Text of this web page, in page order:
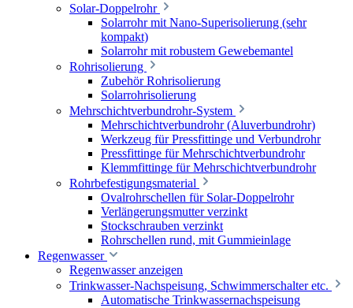
Solar-Doppelrohr
Solarrohr mit Nano-Superisolierung (sehr
kompakt)
Solarrohr mit robustem Gewebemantel
Rohrisolierung
Zubehör Rohrisolierung
Solarrohrisolierung
Mehrschichtverbundrohr-System
Mehrschichtverbundrohr (Aluverbundrohr)
Werkzeug für Pressfittinge und Verbundrohr
Pressfittinge für Mehrschichtverbundrohr
Klemmfittinge für Mehrschichtverbundrohr
Rohrbefestigungsmaterial
Ovalrohrschellen für Solar-Doppelrohr
Verlängerungsmutter verzinkt
Stockschrauben verzinkt
Rohrschellen rund, mit Gummieinlage
Regenwasser
Regenwasser anzeigen
Trinkwasser-Nachspeisung, Schwimmerschalter etc.
Automatische Trinkwassernachspeisung